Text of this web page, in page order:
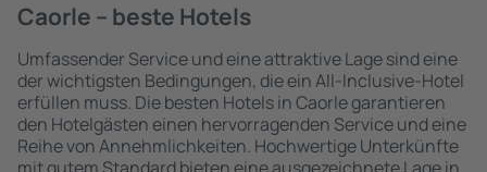
Caorle – beste Hotels
Umfassender Service und eine attraktive Lage sind eine
der wichtigsten Bedingungen, die ein All-Inclusive-Hotel
erfüllen muss. Die besten Hotels in Caorle garantieren
den Hotelgästen einen hervorragenden Service und eine
Reihe von Annehmlichkeiten. Hochwertige Unterkünfte